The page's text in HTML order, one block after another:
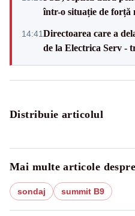
într-o situație de forță
14:41Directoarea care a
de la Electrica Serv -
Distribuie articolul
Mai multe articole despre
sondaj summit B9